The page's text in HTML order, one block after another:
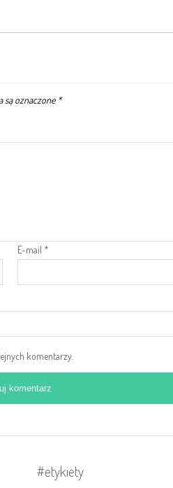
są oznaczone *
E-mail *
komentarzy.
#etykiety